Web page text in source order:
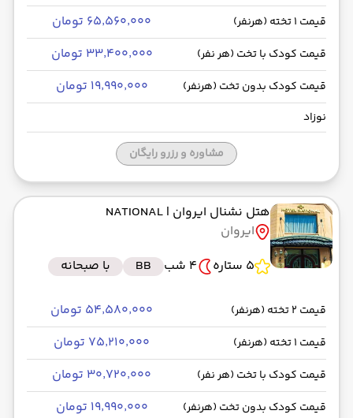
قیمت 1 تخته (هرنفر) ۶۵٬۵۶۰٬۰۰۰ تومان
قیمت کودک با تخت (هر نفر) ۳۳٬۴۰۰٬۰۰۰ تومان
قیمت کودک بدون تخت (هرنفر) ۱۹٬۹۹۰٬۰۰۰ تومان
نوزاد
مشاوره و رزرو رایگان
هتل نشنال ایروان | NATIONAL
ایروان
5 ستاره
4 شب BB با صبحانه
قیمت 2 تخته (هرنفر) ۵۴٬۵۸۰٬۰۰۰ تومان
قیمت 1 تخته (هرنفر) ۷۵٬۲۱۰٬۰۰۰ تومان
قیمت کودک با تخت (هر نفر) ۳۰٬۷۲۰٬۰۰۰ تومان
قیمت کودک بدون تخت (هرنفر) ۱۹٬۹۹۰٬۰۰۰ تومان